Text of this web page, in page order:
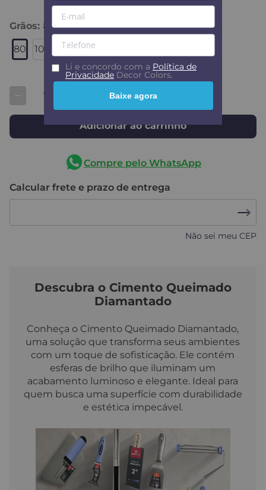
Grãos: 80
80 100 120 150
Adicionar ao carrinho
Compre pelo WhatsApp
Calcular frete e prazo de entrega
Não sei meu CEP
Descubra o Cimento Queimado
Diamantado
Conheça o Cimento Queimado Diamantado,
uma solução que transforma seus ambientes
com um toque de sofisticação. Ele contém
esferas de brilho que iluminam um
acabamento luminoso e elegante. Ideal para
quem busca uma superfície com durabilidade
e estética impecável.
Li e concordo com a Política de
Privacidade Decor Colors.
Baixe agora